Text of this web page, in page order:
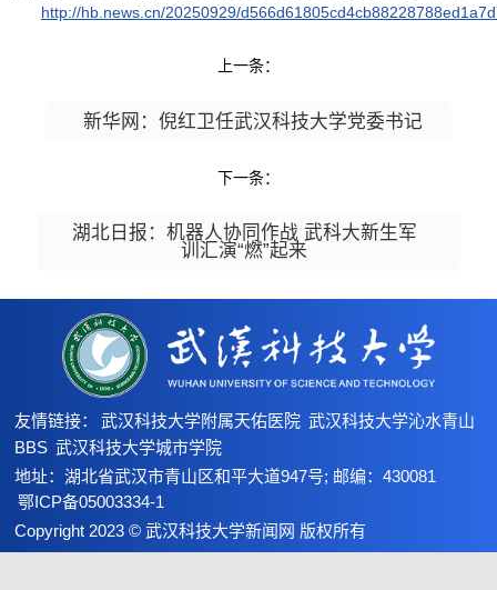
http://hb.news.cn/20250929/
上一条：
新华网：倪红卫任武汉科技大学党委书记
下一条：
湖北日报：机器人协同作战 武科大新生军
训汇演“燃”起来
友情链接： 武汉科技大学附属天佑医院 武汉科技大学沁水青山
BBS 武汉科技大学城市学院
地址：湖北省武汉市青山区和平大道947号; 邮编：430081
鄂ICP备05003334-1
Copyright 2023 © 武汉科技大学新闻网 版权所有